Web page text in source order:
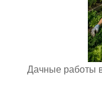
Дачные работы